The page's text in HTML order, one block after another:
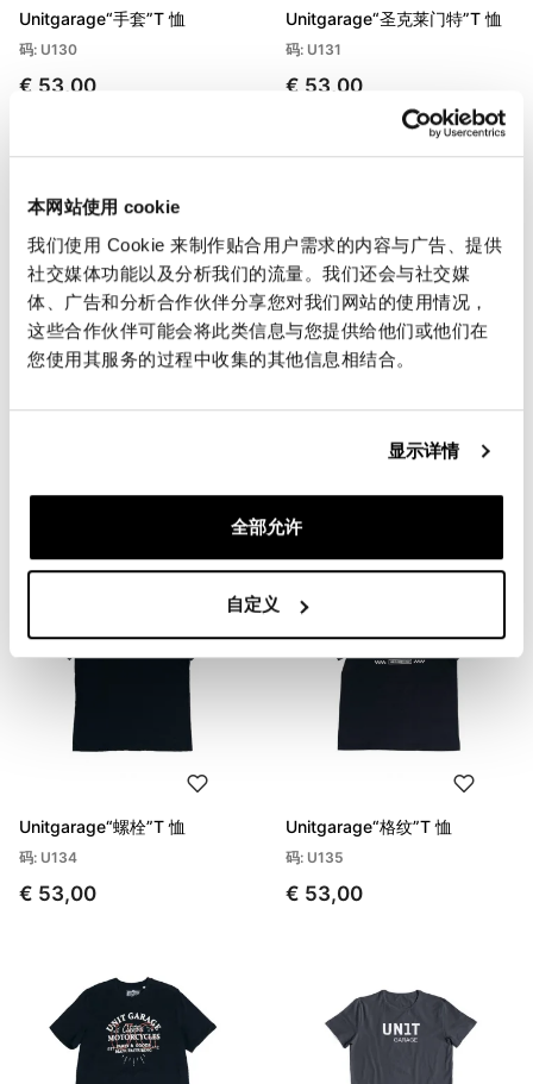
本网站使用 cookie
我们使用 Cookie 来制作贴合用户需求的内容与广告、提供
社交媒体功能以及分析我们的流量。我们还会与社交媒
体、广告和分析合作伙伴分享您对我们网站的使用情况，
这些合作伙伴可能会将此类信息与您提供给他们或他们在
您使用其服务的过程中收集的其他信息相结合。
显示详情
全部允许
自定义
Unitgarage“手套”T 恤
码: U130
€ 53,00
Unitgarage“圣克莱门特”T 恤
码: U131
€ 53,00
Unitgarage“构建你的梦想”T
€ 53,00
单位车库“单位”T 恤
Unitgarage“螺栓”T 恤
码: U134
€ 53,00
Unitgarage“格纹”T 恤
码: U135
€ 53,00